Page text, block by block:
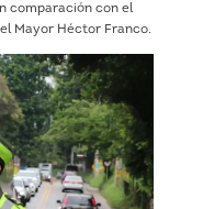
comparación con el
Mayor Héctor Franco.